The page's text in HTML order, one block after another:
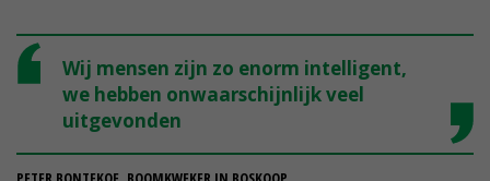
Wij mensen zijn zo enorm intelligent,
we hebben onwaarschijnlijk veel
uitgevonden